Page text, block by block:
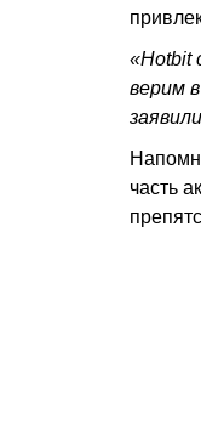
«Hotbit
верим
часть